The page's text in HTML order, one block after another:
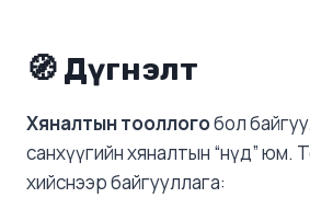
🧭 Дүгнэлт
Хяналтын тооллогобол
санхүүгийн хяналтын “нүд” юм.
хийснээр байгууллага: